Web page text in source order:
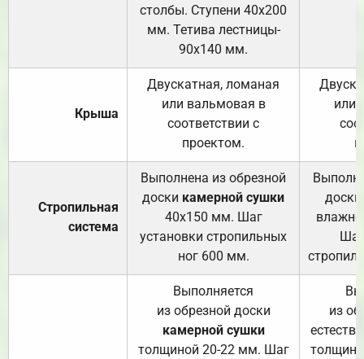
столбы. Ступени 40х200
мм. Тетива лестницы-
90х140 мм.
Крыша
Двускатная, ломаная
или вальмовая в
соответствии с
проектом.
или
Стропильная
система
Выполнена из обрезной
доски камерной сушки
40х150 мм. Шаг
установки стропильных
ног 600 мм.
доски
Выполняется
из обрезной доски
камерной сушки
толщиной 20-22 мм. Шаг
из